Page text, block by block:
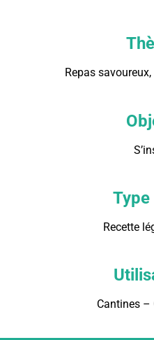
Repas
Type
Recette
Cantines –